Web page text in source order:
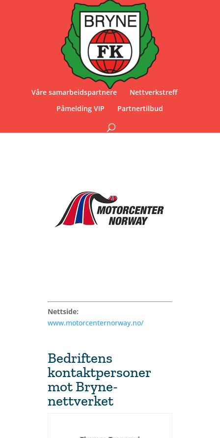
Våre samarbeidspartnere
Nettverkstreff
Påmelding VIP
Partnertilbud
Nettside:
www.motorcenternorway.no/
Bedriftens
kontaktpersoner
mot Bryne-
nettverket